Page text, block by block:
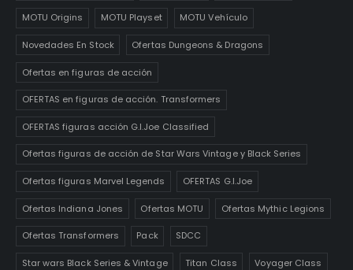
MOTU Origins MOTU Playset MOTU Vehículo
Novedades En Stock Ofertas Dungeons & Dragons
Ofertas en figuras de acción
OFERTAS en figuras de acción. Transformers
OFERTAS figuras acción G.I.Joe Classified
Ofertas figuras de acción de Star Wars Vintage y Black Series
Ofertas figuras Marvel Legends OFERTAS G.I.Joe
Ofertas Indiana Jones Ofertas MOTU Ofertas Mythic Legions
Ofertas Transformers Pack SDCC
Star wars Black Series & Vintage Titan Class Voyager Class